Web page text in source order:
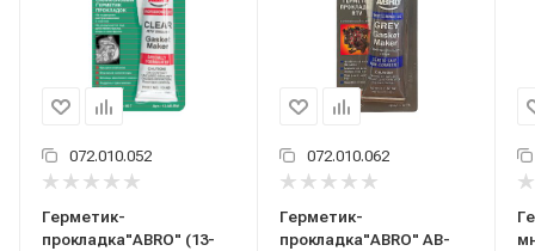
072.010.052
Герметик-
прокладка"ABRO" (13-
072.010.062
Герметик-
прокладка"ABRO" AB-